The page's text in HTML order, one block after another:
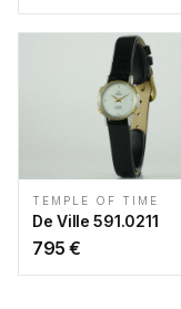
TEMPLE OF TIME
De Ville 591.0211
795 €